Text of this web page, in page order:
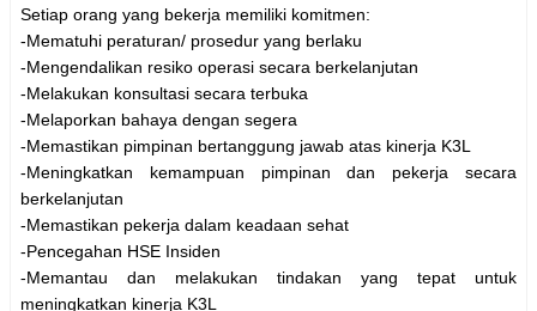
Setiap orang yang bekerja memiliki komitmen:
-Mematuhi peraturan/ prosedur yang berlaku
-Mengendalikan resiko operasi secara berkelanjutan
-Melakukan konsultasi secara terbuka
-Melaporkan bahaya dengan segera
-Memastikan pimpinan bertanggung jawab atas kinerja K3L
-Meningkatkan kemampuan pimpinan dan pekerja secara
berkelanjutan
-Memastikan pekerja dalam keadaan sehat
-Pencegahan HSE Insiden
-Memantau dan melakukan tindakan yang tepat untuk
meningkatkan kinerja K3L